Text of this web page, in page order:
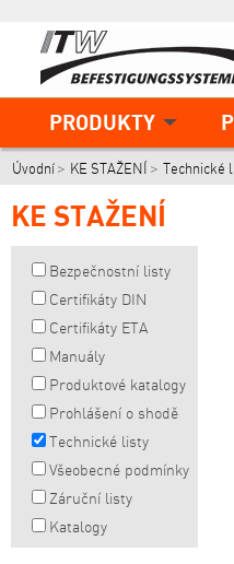
PRODUKTY
Úvodní KE STAŽENÍ Technické
KE STAŽENÍ
Bezpečnostní listy
Certifikáty DIN
Certifikáty ETA
Manuály
Produktové katalogy
Prohlášení o shodě
Technické listy
Všeobecné podmínky
Záruční listy
Katalogy